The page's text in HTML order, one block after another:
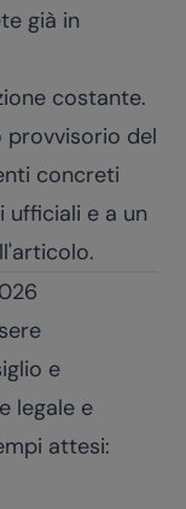
già in
costante.
del
concreti
e a un
e
legale e
attesi: